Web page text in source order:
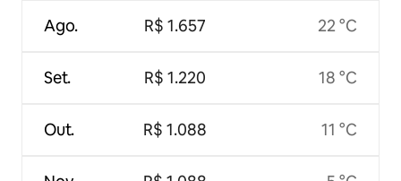
Ago.
Set.
Out.
R$ 1.657
R$ 1.220
R$ 1.088
22 °C
18 °C
11 °C